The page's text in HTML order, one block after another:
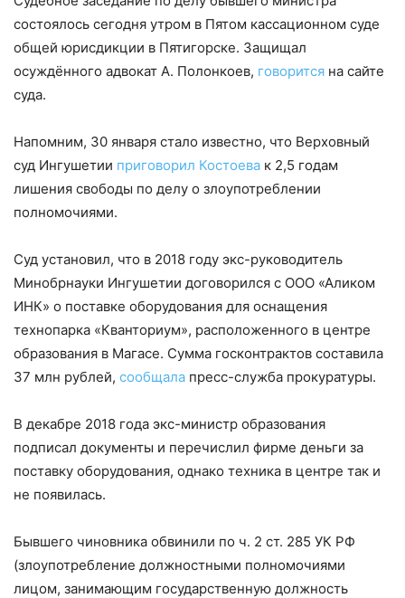
состоялось сегодня утром в Пятом кассационном суде
общей юрисдикции в Пятигорске. Защищал
осуждённого адвокат А. Полонкоев, говорится на сайте
суда.
Напомним, 30 января стало известно, что Верховный
суд Ингушетии приговорил Костоева к 2,5 годам
лишения свободы по делу о злоупотреблении
полномочиями.
Суд установил, что в 2018 году экс-руководитель
Минобрнауки Ингушетии договорился с ООО «Аликом
ИНК» о поставке оборудования для оснащения
технопарка «Кванториум», расположенного в центре
образования в Магасе. Сумма госконтрактов составила
37 млн рублей, сообщала пресс-служба прокуратуры.
В декабре 2018 года экс-министр образования
подписал документы и перечислил фирме деньги за
поставку оборудования, однако техника в центре так и
не появилась.
Бывшего чиновника обвинили по ч. 2 ст. 285 УК РФ
(злоупотребление должностными полномочиями
лицом, занимающим государственную должность